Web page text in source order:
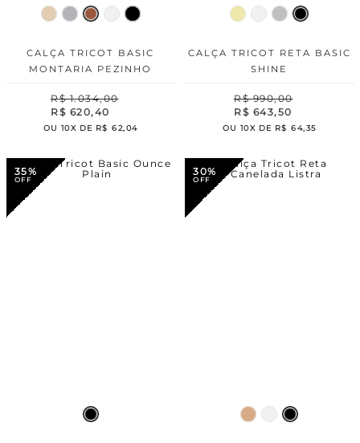
CALÇA TRICOT BASIC
MONTARIA PEZINHO
R$ 1.034,00
R$ 620,40
OU 10X DE R$ 62,04
CALÇA TRICOT RETA BASIC
SHINE
R$ 990,00
R$ 643,50
OU 10X DE R$ 64,35
35% 30%